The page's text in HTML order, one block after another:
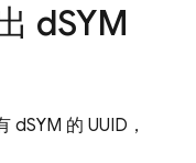
dSYM
的 UUID，